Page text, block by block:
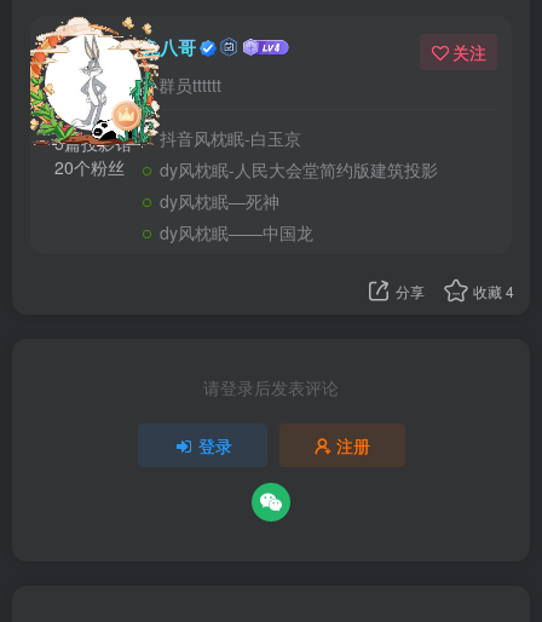
5篇投影馆
20个粉丝
兔八哥
小群员tttttt
关注
抖音风枕眠-白玉京
dy风枕眠-人民大会堂简约版建筑投影
dy风枕眠—死神
dy风枕眠——中国龙
分享 收藏4
请登录后发表评论
登录 注册